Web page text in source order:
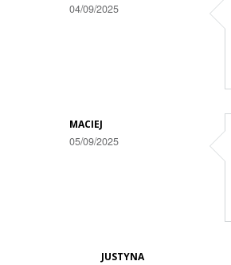
04/09/2025
MACIEJ
05/09/2025
JUSTYNA